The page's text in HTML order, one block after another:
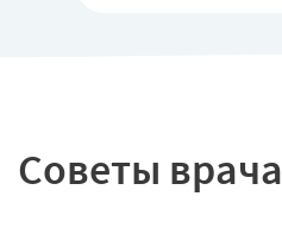
Советы врача